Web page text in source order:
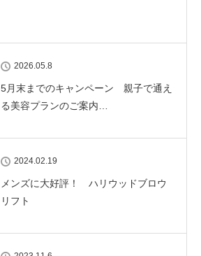
2026.05.8
5月末までのキャンペーン 親子で通え
る美容プランのご案内…
2024.02.19
メンズに大好評！ ハリウッドブロウ
リフト